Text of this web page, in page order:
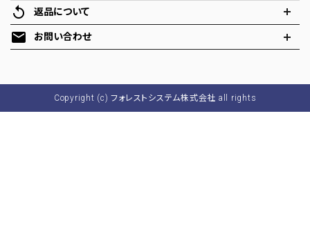
お問い合わせ
replay 返品について
mail お問い合わせ
Copyright (c) フォレストシステム株式会社 all rights